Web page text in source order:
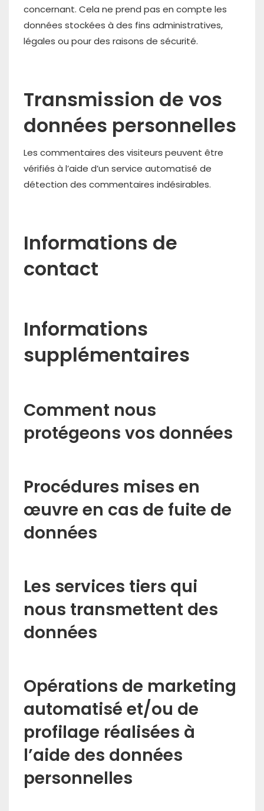
concernant. Cela ne prend pas en compte les
données stockées à des fins administratives,
légales ou pour des raisons de sécurité.
Transmission de vos
données personnelles
Les commentaires des visiteurs peuvent être
vérifiés à l’aide d’un service automatisé de
détection des commentaires indésirables.
Informations de
contact
Informations
supplémentaires
Comment nous
protégeons vos données
Procédures mises en
œuvre en cas de fuite de
données
Les services tiers qui
nous transmettent des
données
Opérations de marketing
automatisé et/ou de
profilage réalisées à
l’aide des données
personnelles